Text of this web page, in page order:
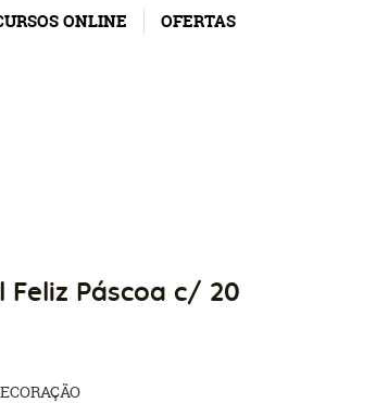
ONLINE OFERTAS
Feliz Páscoa c/ 20